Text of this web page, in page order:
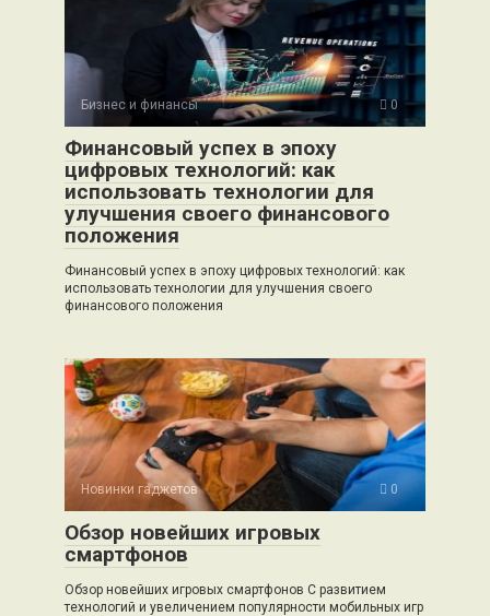
Бизнес и финансы 0
Финансовый успех в эпоху
цифровых технологий: как
использовать технологии для
улучшения своего финансового
положения
Финансовый успех в эпоху цифровых технологий: как
использовать технологии для улучшения своего
финансового положения
Новинки гаджетов 0
Обзор новейших игровых
смартфонов
Обзор новейших игровых смартфонов С развитием
технологий и увеличением популярности мобильных игр